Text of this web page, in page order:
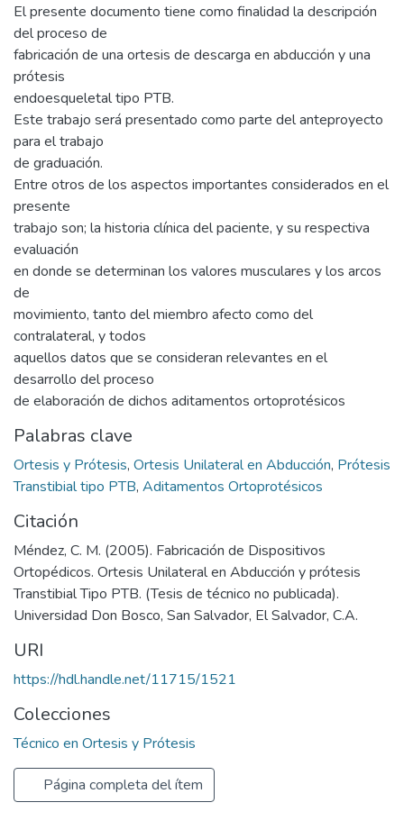
El presente documento tiene como finalidad la descripción
del proceso de
fabricación de una ortesis de descarga en abducción y una
prótesis
endoesqueletal tipo PTB.
Este trabajo será presentado como parte del anteproyecto
para el trabajo
de graduación.
Entre otros de los aspectos importantes considerados en el
presente
trabajo son; la historia clínica del paciente, y su respectiva
evaluación
en donde se determinan los valores musculares y los arcos
de
movimiento, tanto del miembro afecto como del
contralateral, y todos
aquellos datos que se consideran relevantes en el
desarrollo del proceso
de elaboración de dichos aditamentos ortoprotésicos
Palabras clave
Ortesis y Prótesis, Ortesis Unilateral en Abducción, Prótesis
Transtibial tipo PTB, Aditamentos Ortoprotésicos
Citación
Méndez, C. M. (2005). Fabricación de Dispositivos
Ortopédicos. Ortesis Unilateral en Abducción y prótesis
Transtibial Tipo PTB. (Tesis de técnico no publicada).
Universidad Don Bosco, San Salvador, El Salvador, C.A.
URI
https://hdl.handle.net/11715/1521
Colecciones
Técnico en Ortesis y Prótesis
Página completa del ítem